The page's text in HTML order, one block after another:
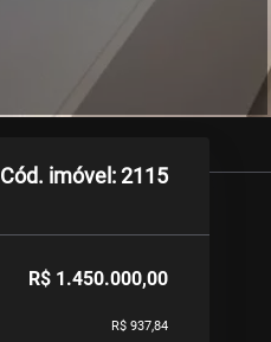
Cód. imóvel: 2115
R$ 1.450.000,00
R$ 937,84